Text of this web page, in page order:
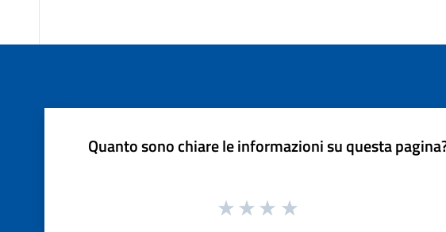
Quanto sono chiare le informazioni su questa